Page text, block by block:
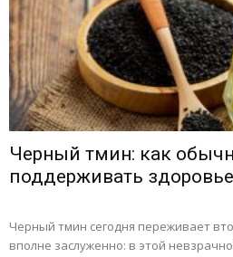
Черный тмин: как
поддерживать здоровье
Черный тмин сегодня переживает
вполне заслуженно: в этой